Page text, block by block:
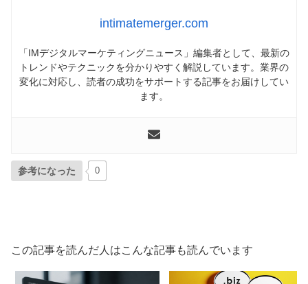
intimatemerger.com
「IMデジタルマーケティングニュース」編集者として、最新の
トレンドやテクニックを分かりやすく解説しています。業界の
変化に対応し、読者の成功をサポートする記事をお届けしてい
ます。
参考になった 0
この記事を読んだ人はこんな記事も読んでいます